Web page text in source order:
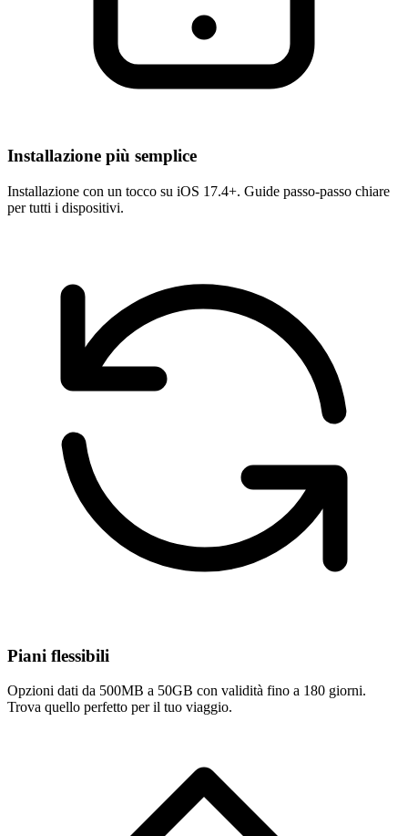
Installazione più semplice
Installazione con un tocco su iOS 17.4+. Guide passo-passo chiare
per tutti i dispositivi.
Piani flessibili
Opzioni dati da 500MB a 50GB con validità fino a 180 giorni.
Trova quello perfetto per il tuo viaggio.